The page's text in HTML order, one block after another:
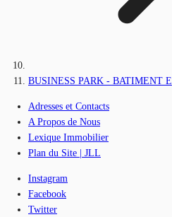
BUSINESS PARK - BATIMENT E
Adresses et Contacts
A Propos de Nous
Lexique Immobilier
Plan du Site | JLL
Instagram
Facebook
Twitter